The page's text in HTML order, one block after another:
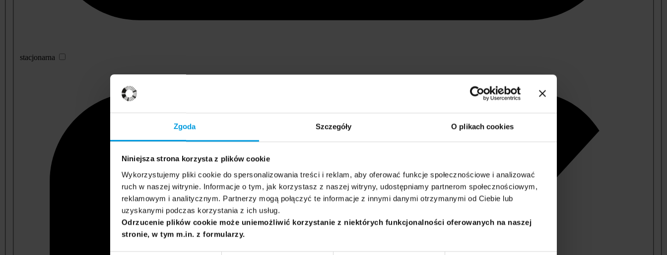
Zgoda Szczegóły O plikach cookies
Niniejsza strona korzysta z plików cookie
Wykorzystujemy pliki cookie do spersonalizowania treści i reklam, aby oferować funkcje społecznościowe i analizować
ruch w naszej witrynie. Informacje o tym, jak korzystasz z naszej witryny, udostępniamy partnerom społecznościowym,
reklamowym i analitycznym. Partnerzy mogą połączyć te informacje z innymi danymi otrzymanymi od Ciebie lub
uzyskanymi podczas korzystania z ich usług.
Odrzucenie plików cookie może uniemożliwić korzystanie z niektórych funkcjonalności oferowanych na naszej
stronie, w tym m.in. z formularzy.
stacjonarna